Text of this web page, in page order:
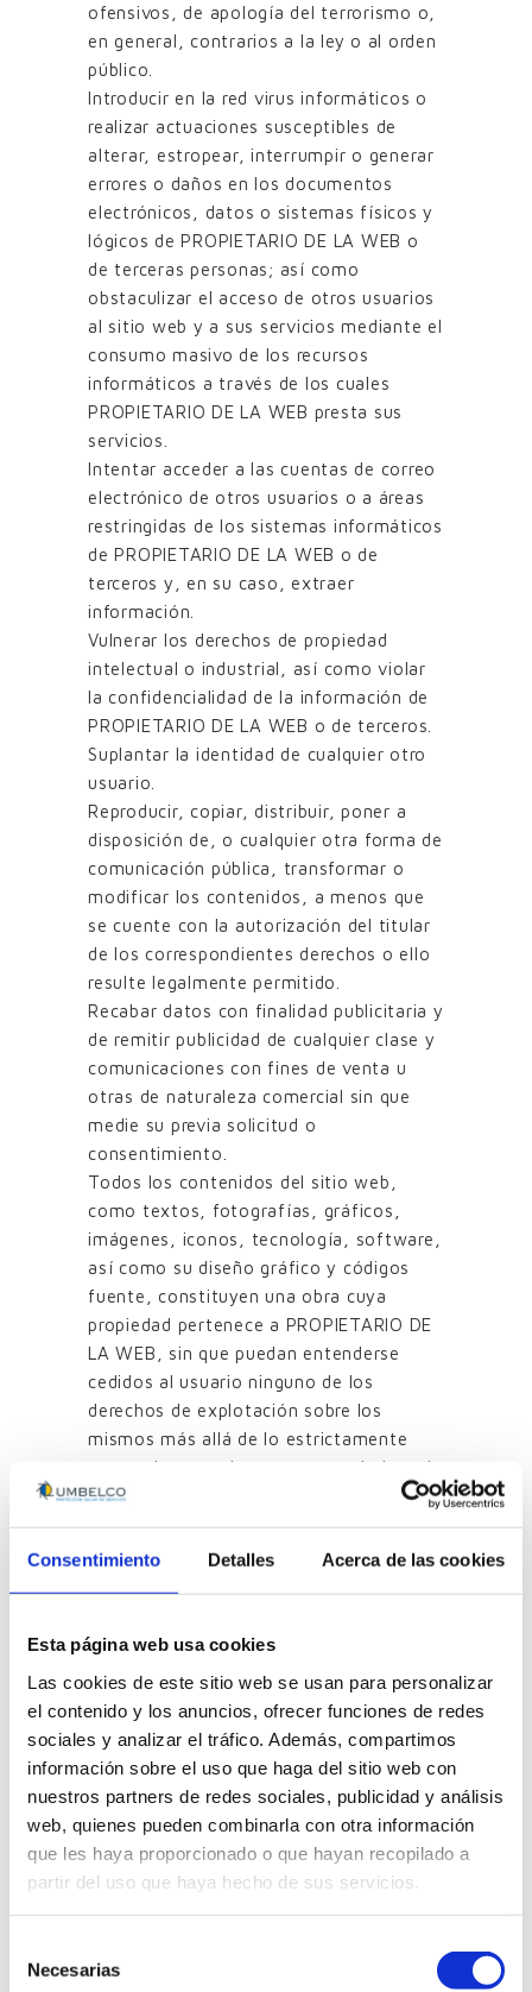
Consentimiento Detalles Acerca de las cookies
Esta página web usa cookies
Las cookies de este sitio web se usan para personalizar
el contenido y los anuncios, ofrecer funciones de redes
sociales y analizar el tráfico. Además, compartimos
información sobre el uso que haga del sitio web con
nuestros partners de redes sociales, publicidad y análisis
web, quienes pueden combinarla con otra información
que les haya proporcionado o que hayan recopilado a
partir del uso que haya hecho de sus servicios.
Necesarias
ofensivos, de apología del terrorismo o,
en general, contrarios a la ley o al orden
público.
Introducir en la red virus informáticos o
realizar actuaciones susceptibles de
alterar, estropear, interrumpir o generar
errores o daños en los documentos
electrónicos, datos o sistemas físicos y
lógicos de PROPIETARIO DE LA WEB o
de terceras personas; así como
obstaculizar el acceso de otros usuarios
al sitio web y a sus servicios mediante el
consumo masivo de los recursos
informáticos a través de los cuales
PROPIETARIO DE LA WEB presta sus
servicios.
Intentar acceder a las cuentas de correo
electrónico de otros usuarios o a áreas
restringidas de los sistemas informáticos
de PROPIETARIO DE LA WEB o de
terceros y, en su caso, extraer
información.
Vulnerar los derechos de propiedad
intelectual o industrial, así como violar
la confidencialidad de la información de
PROPIETARIO DE LA WEB o de terceros.
Suplantar la identidad de cualquier otro
usuario.
Reproducir, copiar, distribuir, poner a
disposición de, o cualquier otra forma de
comunicación pública, transformar o
modificar los contenidos, a menos que
se cuente con la autorización del titular
de los correspondientes derechos o ello
resulte legalmente permitido.
Recabar datos con finalidad publicitaria y
de remitir publicidad de cualquier clase y
comunicaciones con fines de venta u
otras de naturaleza comercial sin que
medie su previa solicitud o
consentimiento.
Todos los contenidos del sitio web,
como textos, fotografías, gráficos,
imágenes, iconos, tecnología, software,
así como su diseño gráfico y códigos
fuente, constituyen una obra cuya
propiedad pertenece a PROPIETARIO DE
LA WEB, sin que puedan entenderse
cedidos al usuario ninguno de los
derechos de explotación sobre los
mismos más allá de lo estrictamente
necesario para el correcto uso de la web.
En definitiva, los usuarios que accedan a
este sitio web pueden visualizar los
contenidos y efectuar, en su caso,
cedidos posteriormente a terceros, ni se
redes, ni sean objeto de ningún tipo de
explotación.
Asimismo, todas las marcas, nombres
comerciales o signos distintivos de
cualquier clase que aparecen en el sitio
web son propiedad de PROPIETARIO DE
LA WEB, sin que pueda entenderse que
el uso o acceso al mismo atribuya al
La distribución, modificación, cesión o